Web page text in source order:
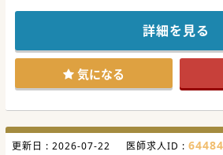
を入れていく方針です。次世代の医療
■精神科疾患で入院されている患者様
ンサルテーションが主な業務となりま
に携わることができます。
【職場環境と雰囲気】
■患者第一主義を理念とし、全職員が
す。
■残業はほとんどなく、ワークライフ
きやすい職場環境が特徴です。プライ
できます。
詳細を見る
気になる
更新日 : 2026-07-22 医師求人ID :